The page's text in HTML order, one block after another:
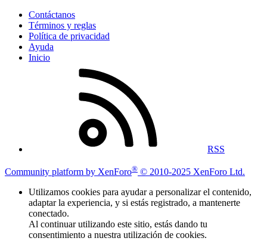
Contáctanos
Términos y reglas
Política de privacidad
Ayuda
Inicio
RSS
Community platform by XenForo® © 2010-2025 XenForo Ltd.
Utilizamos cookies para ayudar a personalizar el contenido,
adaptar la experiencia, y si estás registrado, a mantenerte
conectado.
Al continuar utilizando este sitio, estás dando tu
consentimiento a nuestra utilización de cookies.